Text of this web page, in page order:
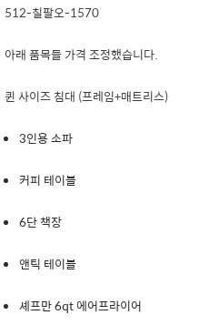
512-칠팔오-1570
아래 품목들 가격 조정했습니다.
퀸 사이즈 침대 (프레임+매트리스)
3인용 소파
커피 테이블
6단 책장
앤틱 테이블
셰프만 6qt 에어프라이어